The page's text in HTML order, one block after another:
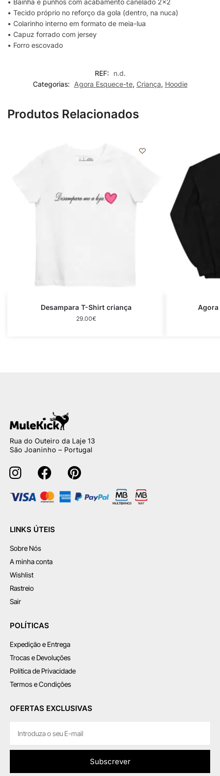
• Bainha e punhos com acabamento canelado 2×2
• Tecido próprio no reforço da gola (dentro, na nuca)
• Colarinho interno em formato de meia-lua
• Capuz forrado com jersey
• Forro escovado
REF:
n.d.
Categorias:
Agora Esquece-te, Criança, Hoodie
Produtos Relacionados
Desampara T-Shirt criança
29.00€
Agora
Rua do Outeiro da Laje 13
São Joaninho – Portugal
LINKS ÚTEIS
Sobre Nós
A minha conta
Wishlist
Rastreio
Sair
POLÍTICAS
Expedição e Entrega
Trocas e Devoluções
Política de Privacidade
Termos e Condições
OFERTAS EXCLUSIVAS
Subscrever